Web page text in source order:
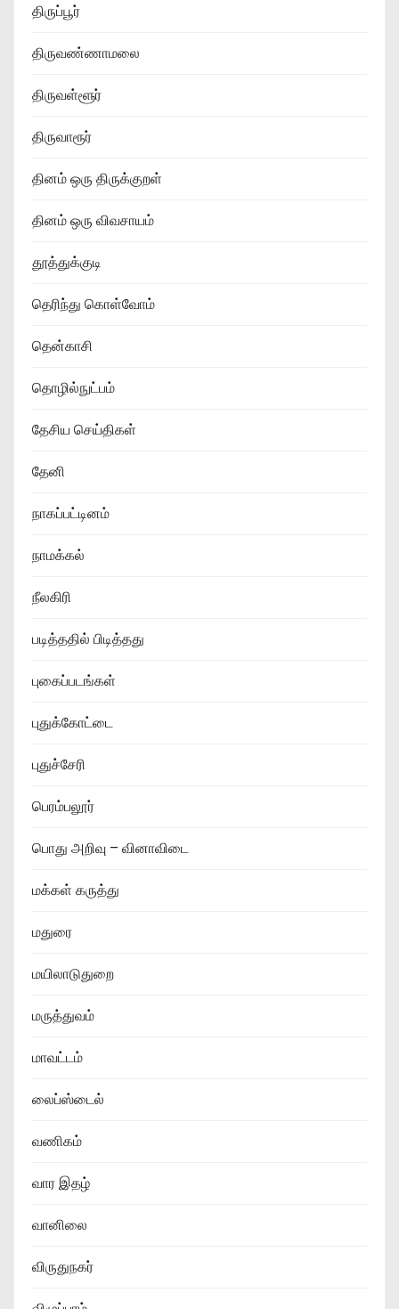
திருப்பூர்
திருவண்ணாமலை
திருவள்ளூர்
திருவாரூர்
தினம் ஒரு திருக்குறள்
தினம் ஒரு விவசாயம்
தூத்துக்குடி
தெரிந்து கொள்வோம்
தென்காசி
தொழில்நுட்பம்
தேசிய செய்திகள்
தேனி
நாகப்பட்டினம்
நாமக்கல்
நீலகிரி
படித்ததில் பிடித்தது
புகைப்படங்கள்
புதுக்கோட்டை
புதுச்சேரி
பெரம்பலூர்
பொது அறிவு – வினாவிடை
மக்கள் கருத்து
மதுரை
மயிலாடுதுறை
மருத்துவம்
மாவட்டம்
லைப்ஸ்டைல்
வணிகம்
வார இதழ்
வானிலை
விருதுநகர்